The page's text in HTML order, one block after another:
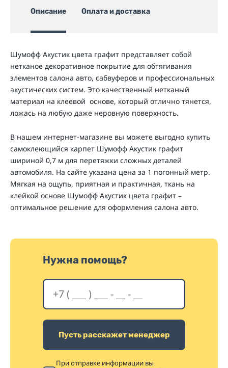
Описание Оплата и доставка
Шумофф Акустик цвета графит представляет собой
нетканое декоративное покрытие для обтягивания
элементов салона авто, сабвуферов и профессиональных
акустических систем. Это качественный нетканый
материал на клеевой основе, который отлично тянется,
ложась на любую даже неровную поверхность.
В нашем интернет-магазине вы можете выгодно купить
самоклеющийся карпет Шумофф Акустик графит
шириной 0,7 м для перетяжки сложных деталей
автомобиля. На сайте указана цена за 1 погонный метр.
Мягкая на ощупь, приятная и практичная, ткань на
клейкой основе Шумофф Акустик цвета графит –
оптимальное решение для оформления салона авто.
Нужна помощь?
Пусть расскажет менеджер
При отправке информации вы